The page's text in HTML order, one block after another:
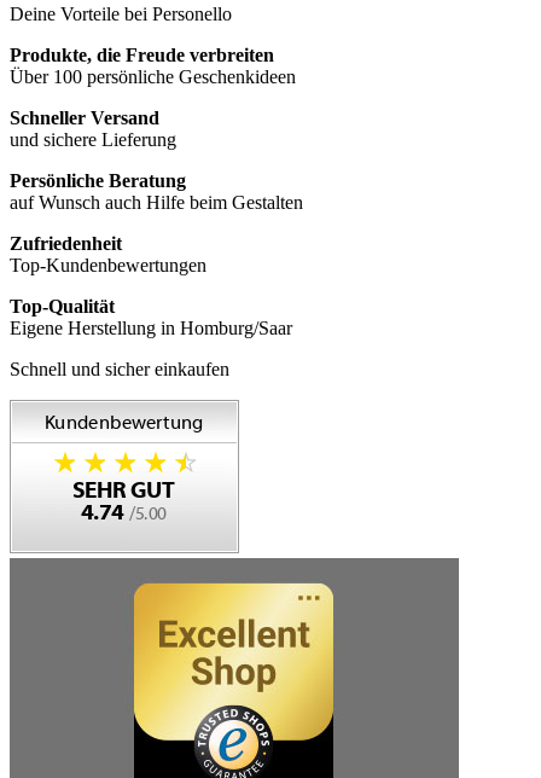
Deine Vorteile bei Personello
Produkte, die Freude verbreiten
Über 100 persönliche Geschenkideen
Schneller Versand
und sichere Lieferung
Persönliche Beratung
auf Wunsch auch Hilfe beim Gestalten
Zufriedenheit
Top-Kundenbewertungen
Top-Qualität
Eigene Herstellung in Homburg/Saar
Schnell und sicher einkaufen